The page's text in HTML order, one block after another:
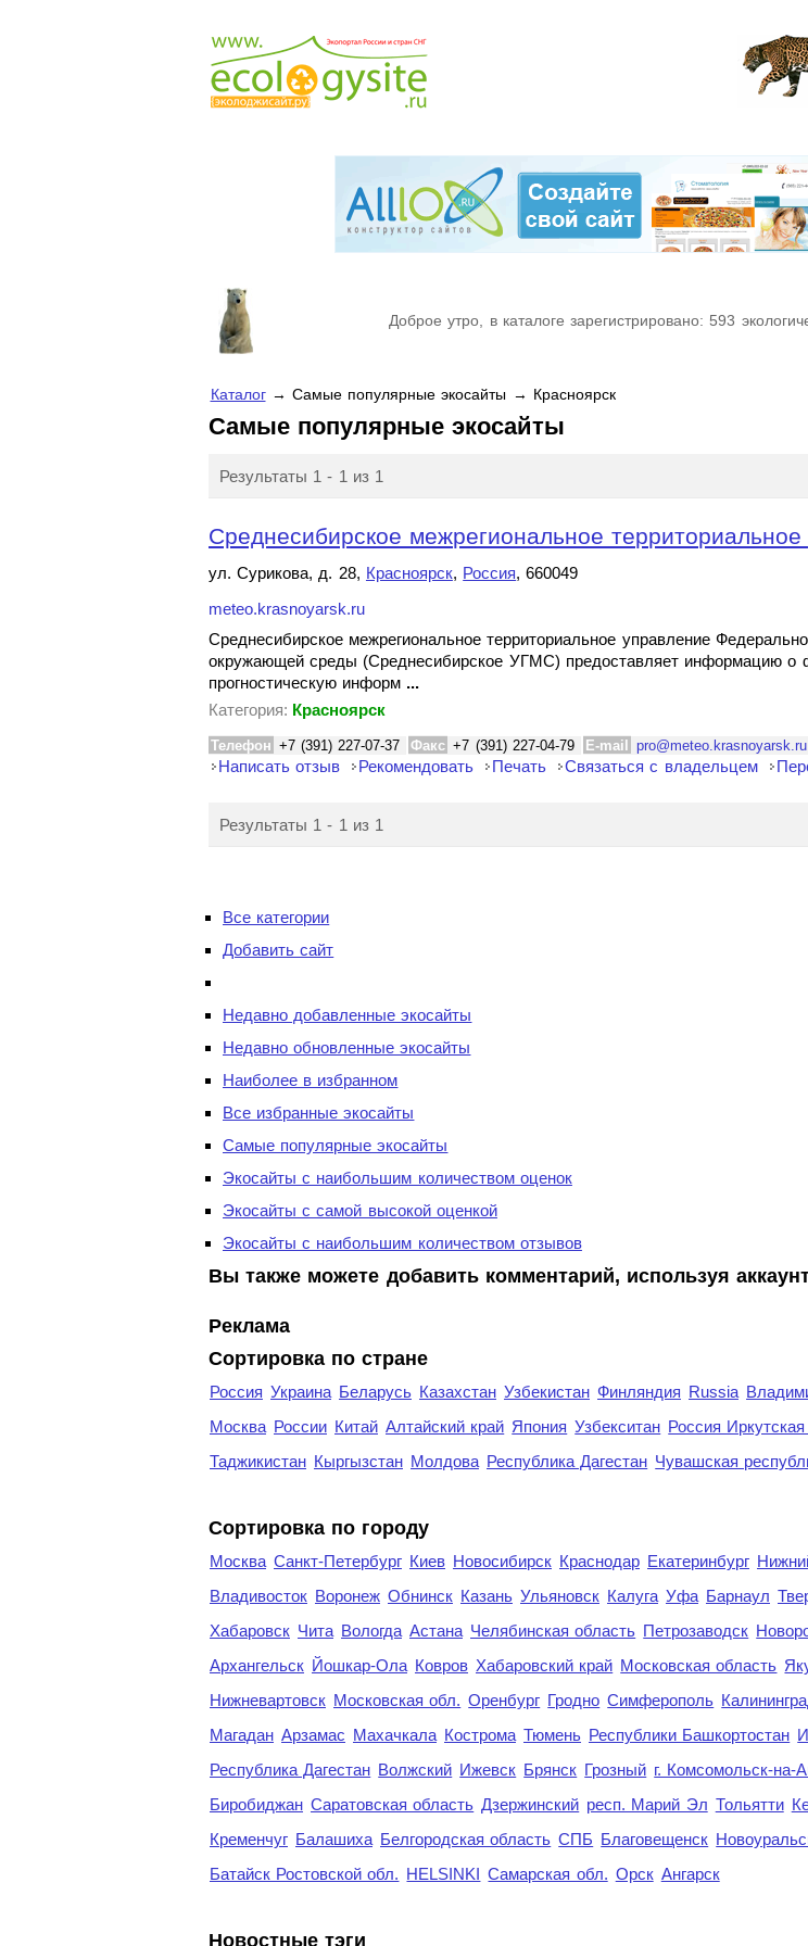
Доброе утро, в каталоге зарегистрировано: 593
Каталог→ Самые популярные экосайты → Красноярск
Самые популярные экосайты
Результаты 1 - 1 из 1
Среднесибирское межрегиональное территориальное
ул. Сурикова, д. 28, Красноярск, Россия, 660049
meteo.krasnoyarsk.ru
Среднесибирское межрегиональное территориальное управление
окружающей среды (Среднесибирское УГМС) предоставляет информацию о
прогностическую информ ...
Категория: Красноярск
Телефон +7 (391) 227-07-37 Факс +7 (391) 227-04-79 E-mail pro@meteo.krasnoyarsk.ru
Написать отзыв Рекомендовать Печать Связаться с владельцем
Результаты 1 - 1 из 1
Все категории
Добавить сайт
Недавно добавленные экосайты
Недавно обновленные экосайты
Наиболее в избранном
Все избранные экосайты
Самые популярные экосайты
Экосайты с наибольшим количеством оценок
Экосайты с самой высокой оценкой
Экосайты с наибольшим количеством отзывов
Вы также можете добавить комментарий, используя
Реклама
Сортировка по стране
Россия Украина Беларусь Казахстан Узбекистан Финляндия Russia
Москва России Китай Алтайский край Япония Узбекситан Россия
Таджикистан Кыргызстан Молдова Республика Дагестан Чувашская
Cортировка по городу
Москва Санкт-Петербург Киев Новосибирск Краснодар Екатеринбург
Владивосток Воронеж Обнинск Казань Ульяновск Калуга Уфа Барнаул
Хабаровск Чита Вологда Астана Челябинская область Петрозаводск
Архангельск Йошкар-Ола Ковров Хабаровский край Московская область
Нижневартовск Московская обл. Оренбург Гродно Симферополь
Магадан Арзамас Махачкала Кострома Тюмень Республики Башкортостан
Республика Дагестан Волжский Ижевск Брянск Грозный г. Комсомольск-на-
Биробиджан Саратовская область Дзержинский респ. Марий Эл Тольятти
Кременчуг Балашиха Белгородская область СПБ Благовещенск
Батайск Ростовской обл. HELSINKI Самарская обл. Орск Ангарск
Новостные тэги